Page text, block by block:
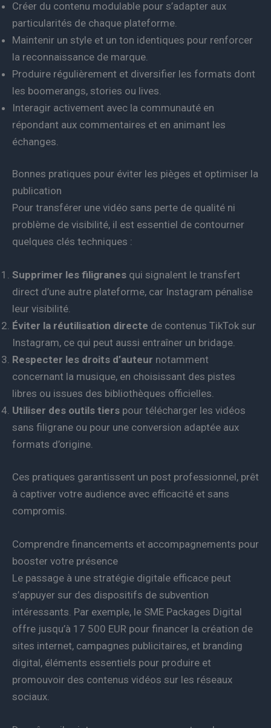
Créer du contenu modulable pour s’adapter aux
particularités de chaque plateforme.
Maintenir un style et un ton identiques pour renforcer
la reconnaissance de marque.
Produire régulièrement et diversifier les formats dont
les boomerangs, stories ou lives.
Interagir activement avec la communauté en
répondant aux commentaires et en animant les
échanges.
Bonnes pratiques pour éviter les pièges et optimiser la
publication
Pour transférer une vidéo sans perte de qualité ni
problème de visibilité, il est essentiel de contourner
quelques clés techniques :
Supprimer les filigranes qui signalent le transfert
direct d’une autre plateforme, car Instagram pénalise
leur visibilité.
Éviter la réutilisation directe de contenus TikTok sur
Instagram, ce qui peut aussi entraîner un bridage.
Respecter les droits d’auteur notamment
concernant la musique, en choisissant des pistes
libres ou issues des bibliothèques officielles.
Utiliser des outils tiers pour télécharger les vidéos
sans filigrane ou pour une conversion adaptée aux
formats d’origine.
Ces pratiques garantissent un post professionnel, prêt
à captiver votre audience avec efficacité et sans
compromis.
Comprendre financements et accompagnements pour
booster votre présence
Le passage à une stratégie digitale efficace peut
s’appuyer sur des dispositifs de subvention
intéressants. Par exemple, le SME Packages Digital
offre jusqu’à 17 500 EUR pour financer la création de
sites internet, campagnes publicitaires, et branding
digital, éléments essentiels pour produire et
promouvoir des contenus vidéos sur les réseaux
sociaux.